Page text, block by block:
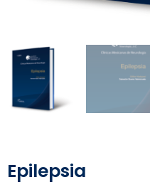
Epilepsia